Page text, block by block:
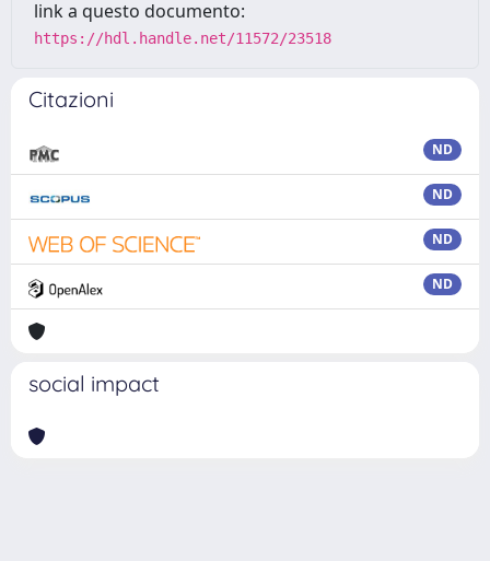
link a questo documento:
https://hdl.handle.net/11572/23518
Citazioni
ND
ND
ND
ND
social impact